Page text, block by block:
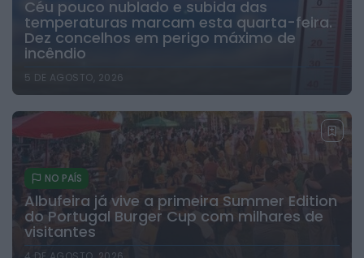
Céu pouco nublado e subida das
temperaturas marcam esta quarta-feira.
Dez concelhos em perigo máximo de
incêndio
5 DE AGOSTO, 2026
NO PAÍS
Albufeira já vive a primeira Summer Edition
do Portugal Burger Cup com milhares de
visitantes